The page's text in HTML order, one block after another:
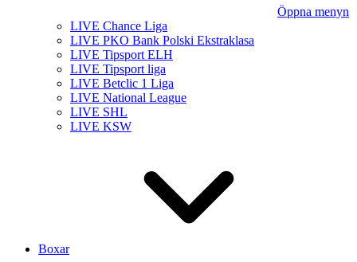
Öppna menyn
LIVE Chance Liga
LIVE PKO Bank Polski Ekstraklasa
LIVE Tipsport ELH
LIVE Tipsport liga
LIVE Betclic 1 Liga
LIVE National League
LIVE SHL
LIVE KSW
Boxar